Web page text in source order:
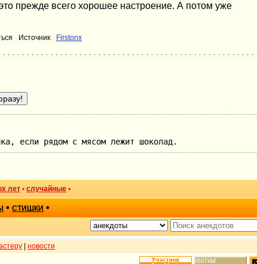
прежде всего хорошее настроение. А потом уже
Источник Firstonx
если рядом с мясом лежит шоколад.
лет • случайные •
• СТИШКИ •
новости